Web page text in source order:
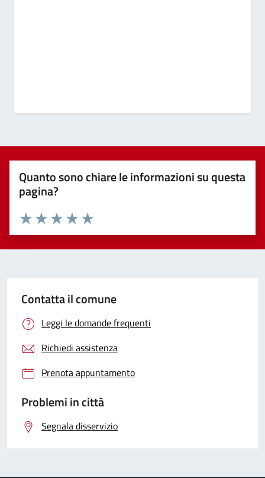
Quanto sono chiare le informazioni su questa
pagina?
Valuta 5 stelle su 5
Valuta 4 stelle su 5
Valuta 3 stelle su 5
Valuta 2 stelle su 5
Valuta 1 stelle su 5
Contatta il comune
Leggi le domande frequenti
Richiedi assistenza
Prenota appuntamento
Problemi in città
Segnala disservizio